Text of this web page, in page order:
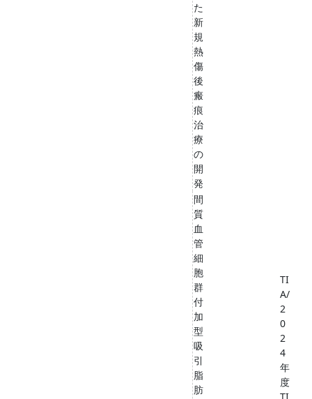
た
新
規
熱
傷
後
瘢
痕
治
療
の
開
発
間
質
血
管
細
胞
群
付
加
型
吸
引
脂
肪
TI
A/
2
0
2
4
年
度